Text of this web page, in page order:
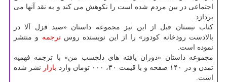
اجتماعی در بین مردم شده است را نكوهش می كند و به نقد آنها می
پردازد.
كتاب نیستان قبل از این نیز مجموعه داستان «صید قزل آلا در
بالادست رودخانه كودور» را از این نویسنده روسترجمه و منتشر
نموده است.
مجموعه داستان «دوران یافته های دلچسب من» با ترجمه فهمیه
تمدن و در ۱۴۰ صفحه و با قیمت ۳۰، ۰۰۰ تومان وارد
بازار نشر شده
است.